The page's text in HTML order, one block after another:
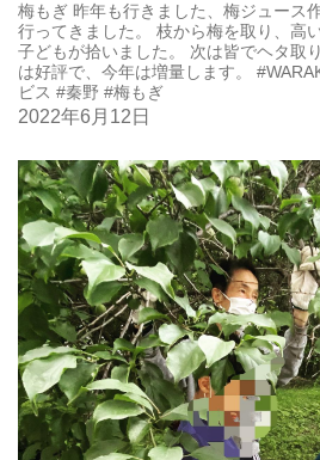
梅もぎ 昨年も行きました、梅ジュース
行ってきました。 枝から梅を取り、高
子どもが拾いました。 次は皆でヘタ取
は好評で、今年は増量します。
ビス #秦野 #梅もぎ
2022年6月12日